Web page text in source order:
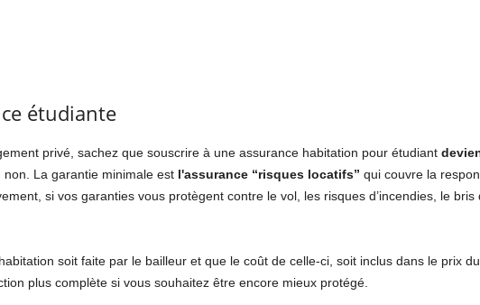
étudiante
privé, sachez que souscrire à une assurance habitation pour étudiant
La garantie minimale est l'assurance “risques locatifs” qui couvre la
si vos garanties vous protègent contre le vol, les risques d’incendies, le
soit faite par le bailleur et que le coût de celle-ci, soit inclus dans le prix
plus complète si vous souhaitez être encore mieux protégé.